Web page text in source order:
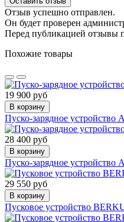
Отзыв успешно отправлен.
Он будет проверен
Перед публикацией отзывы
Похожие товары
19 900 руб
В корзину
Пуско-зарядное
28 400 руб
В корзину
Пуско-зарядное
29 550 руб
В корзину
Пусковое устройство